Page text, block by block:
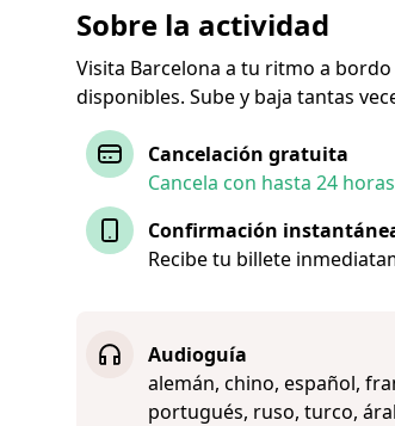
Sobre la actividad
Visita Barcelona a tu ritmo a
disponibles. Sube y baja tantas
Cancelación gratuita
Cancela con hasta 24
Confirmación
Recibe tu billete
Audioguía
alemán, chino, español,
portugués, ruso, turco,